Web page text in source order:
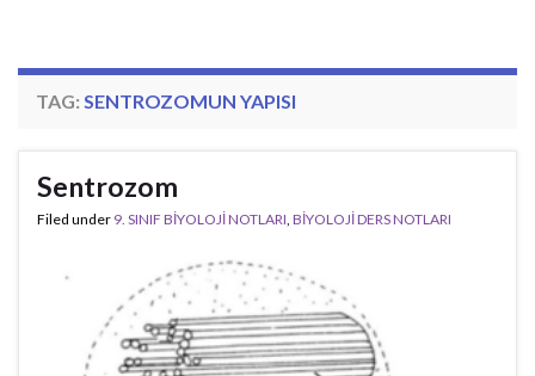
TAG: SENTROZOMUN YAPISI
Sentrozom
Filed under 9. SINIF BİYOLOJİ NOTLARI, BİYOLOJİ DERS NOTLARI